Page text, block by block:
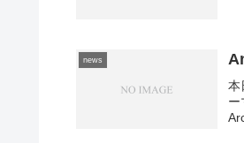
news
本
ー